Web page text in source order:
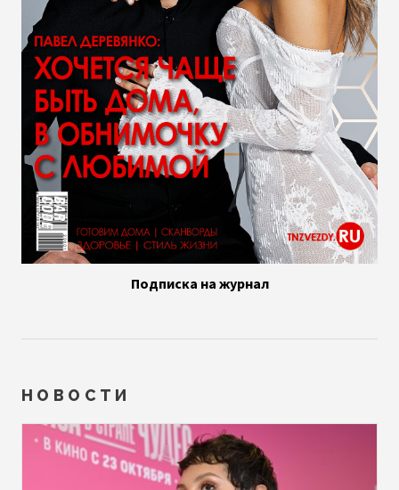
Подписка на журнал
НОВОСТИ